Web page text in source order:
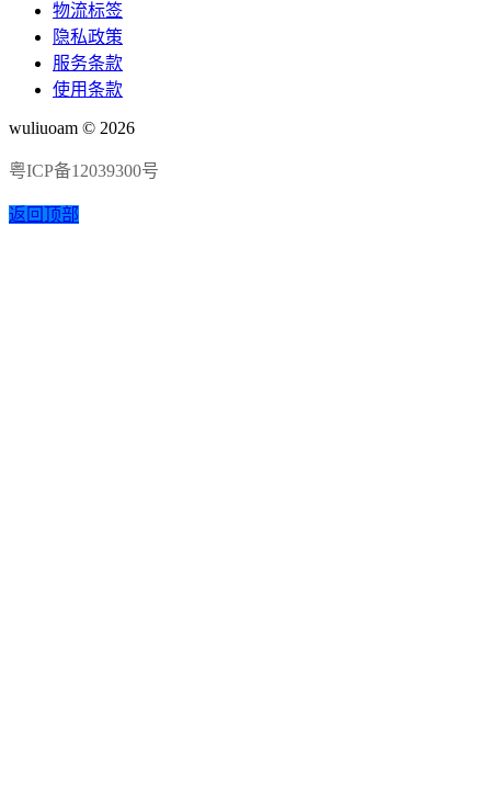
物流标签
隐私政策
服务条款
使用条款
wuliuoam © 2026
粤ICP备12039300号
返回顶部